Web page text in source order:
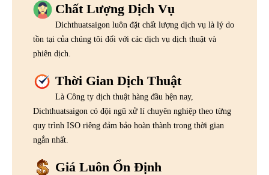
Chất Lượng Dịch Vụ
Dichthuatsaigon luôn đặt chất lượng dịch vụ là lý do
tồn tại của chúng tôi đối với các dịch vụ dịch thuật và
phiên dịch.
Thời Gian Dịch Thuật
Là Công ty dịch thuật hàng đầu hện nay,
Dichthuatsaigon có đội ngũ xử lí chuyên nghiệp theo từng
quy trình ISO riêng đảm bảo hoàn thành trong thời gian
ngắn nhất.
Giá Luôn Ổn Định